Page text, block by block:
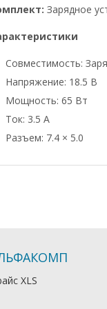
Зарядное
Совместимость:
Напряжение: 18.5 В
Мощность: 65 Вт
Ток: 3.5 А
Разъем: 7.4 × 5.0
XLS